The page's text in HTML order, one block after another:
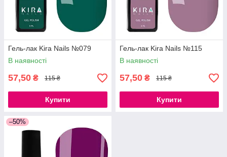
Гель-лак Kira Nails №079
В наявності
57,50 ₴ 115 ₴
Купити
Гель-лак Kira Nails №115
В наявності
57,50 ₴ 115 ₴
Купити
–50%